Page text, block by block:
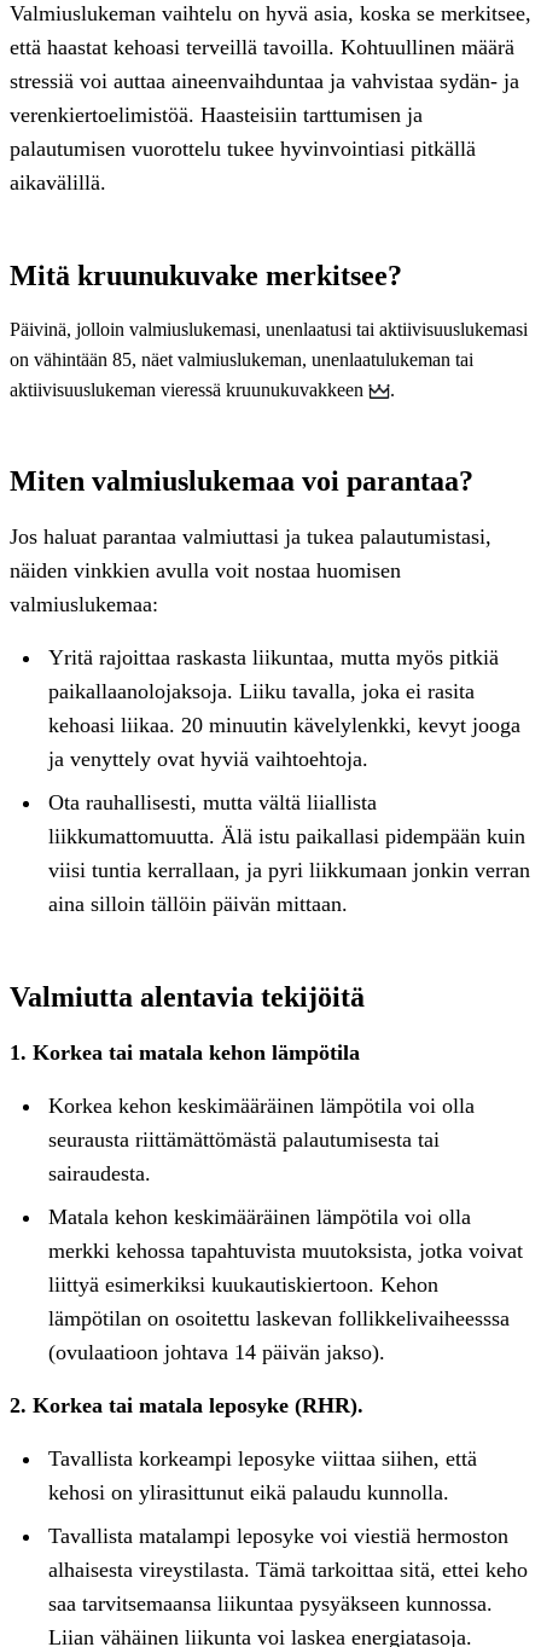
Valmiuslukeman vaihtelu on hyvä asia, koska se merkitsee,
että haastat kehoasi terveillä tavoilla. Kohtuullinen määrä
stressiä voi auttaa aineenvaihduntaa ja vahvistaa sydän- ja
verenkiertoelimistöä. Haasteisiin tarttumisen ja
palautumisen vuorottelu tukee hyvinvointiasi pitkällä
aikavälillä.
Mitä kruunukuvake merkitsee?
Päivinä, jolloin valmiuslukemasi, unenlaatusi tai aktiivisuuslukemasi
on vähintään 85, näet valmiuslukeman, unenlaatulukeman tai
aktiivisuuslukeman vieressä kruunukuvakkeen
.
Miten valmiuslukemaa voi parantaa?
Jos haluat parantaa valmiuttasi ja tukea palautumistasi,
näiden vinkkien avulla voit nostaa huomisen
valmiuslukemaa:
Yritä rajoittaa raskasta liikuntaa, mutta myös pitkiä
paikallaanolojaksoja. Liiku tavalla, joka ei rasita
kehoasi liikaa. 20 minuutin kävelylenkki, kevyt jooga
ja venyttely ovat hyviä vaihtoehtoja.
Ota rauhallisesti, mutta vältä liiallista
liikkumattomuutta. Älä istu paikallasi pidempään kuin
viisi tuntia kerrallaan, ja pyri liikkumaan jonkin verran
aina silloin tällöin päivän mittaan.
Valmiutta alentavia tekijöitä
1. Korkea tai matala kehon lämpötila
Korkea kehon keskimääräinen lämpötila voi olla
seurausta riittämättömästä palautumisesta tai
sairaudesta.
Matala kehon keskimääräinen lämpötila voi olla
merkki kehossa tapahtuvista muutoksista, jotka voivat
liittyä esimerkiksi kuukautiskiertoon. Kehon
lämpötilan on osoitettu laskevan follikkelivaiheesssa
(ovulaatioon johtava 14 päivän jakso).
2. Korkea tai matala leposyke (RHR).
Tavallista korkeampi leposyke viittaa siihen, että
kehosi on ylirasittunut eikä palaudu kunnolla.
Tavallista matalampi leposyke voi viestiä hermoston
alhaisesta vireystilasta. Tämä tarkoittaa sitä, ettei keho
saa tarvitsemaansa liikuntaa pysyäkseen kunnossa.
Liian vähäinen liikunta voi laskea energiatasoja.